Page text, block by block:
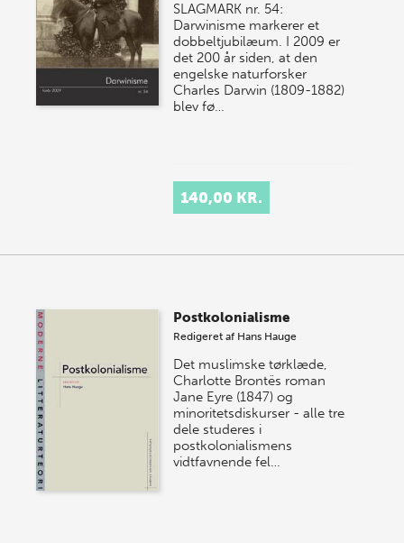
SLAGMARK nr. 54:
Darwinisme markerer et
dobbeltjubilæum. I 2009 er
det 200 år siden, at den
engelske naturforsker
Charles Darwin (1809-1882)
blev fø…
140,00 KR.
Postkolonialisme
Redigeret af Hans Hauge
Det muslimske tørklæde,
Charlotte Brontës roman
Jane Eyre (1847) og
minoritetsdiskurser - alle tre
dele studeres i
postkolonialismens
vidtfavnende fel…